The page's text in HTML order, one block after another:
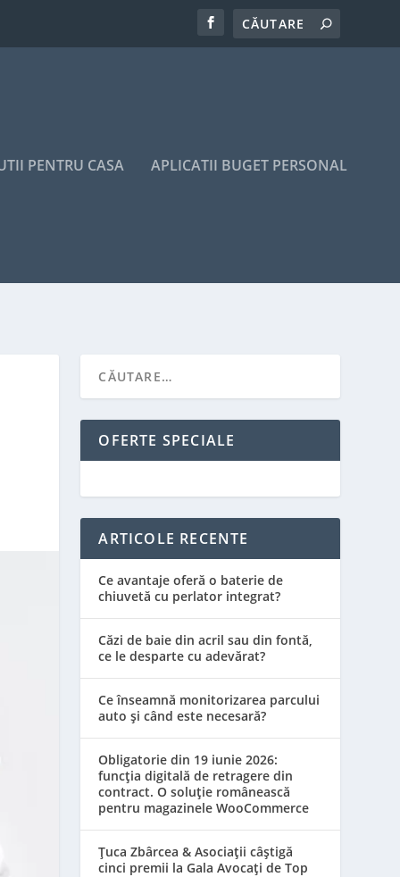
PENTRU CASA APLICATII BUGET PERSONAL
OFERTE SPECIALE
ARTICOLE RECENTE
Ce avantaje oferă o baterie de
chiuvetă cu perlator integrat?
Căzi de baie din acril sau din fontă,
ce le desparte cu adevărat?
Ce înseamnă monitorizarea parcului
auto și când este necesară?
Obligatorie din 19 iunie 2026:
funcția digitală de retragere din
contract. O soluție românească
pentru magazinele WooCommerce
Țuca Zbârcea & Asociații câștigă
cinci premii la Gala Avocați de Top